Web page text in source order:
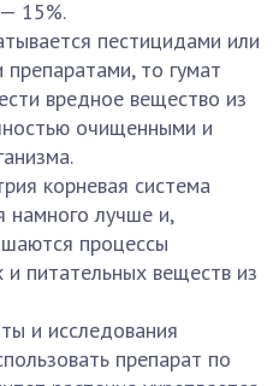
15%.
пестицидами или
то гумат
вредное вещество из
очищенными и
корневая система
намного лучше и,
процессы
и питательных веществ из
и исследования
препарат по